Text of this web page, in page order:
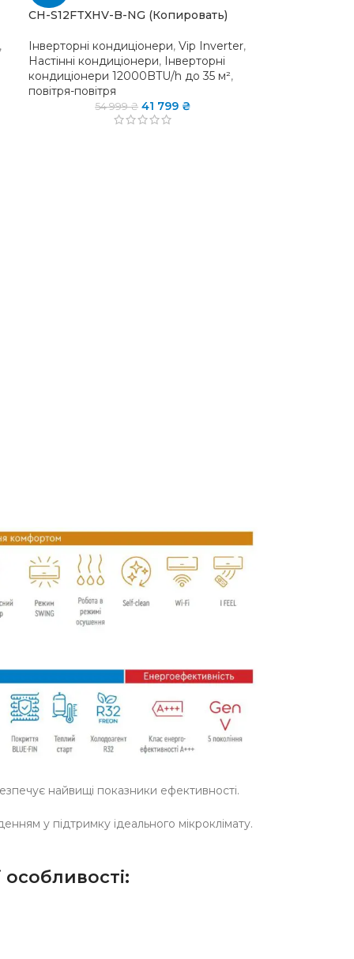
CH-S12FTXHV-B-NG (Копировать)
Інверторні кондиціонери, Vip Inverter,
Настінні кондиціонери, Інверторні
кондиціонери 12000BTU/h до 35 м²,
повітря-повітря
54 999₴ 41 799 ₴
найвищі показники ефективності.
у підтримку ідеального мікроклімату.
особливості: